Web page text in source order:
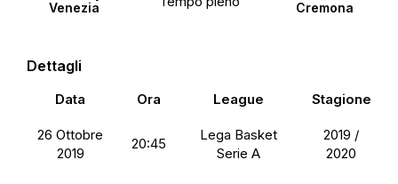
Venezia
Cremona
Dettagli
Data Ora League Stagione
26 Ottobre
2019
20:45
Lega Basket
Serie A
2019 /
2020